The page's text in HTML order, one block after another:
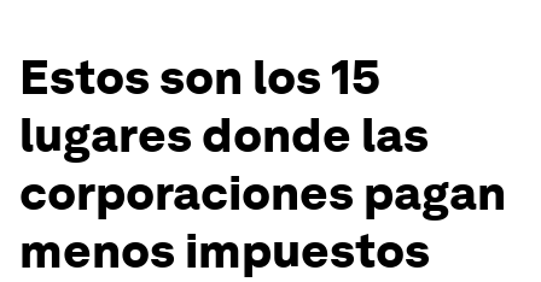
Estos son los 15
lugares donde las
corporaciones pagan
menos impuestos